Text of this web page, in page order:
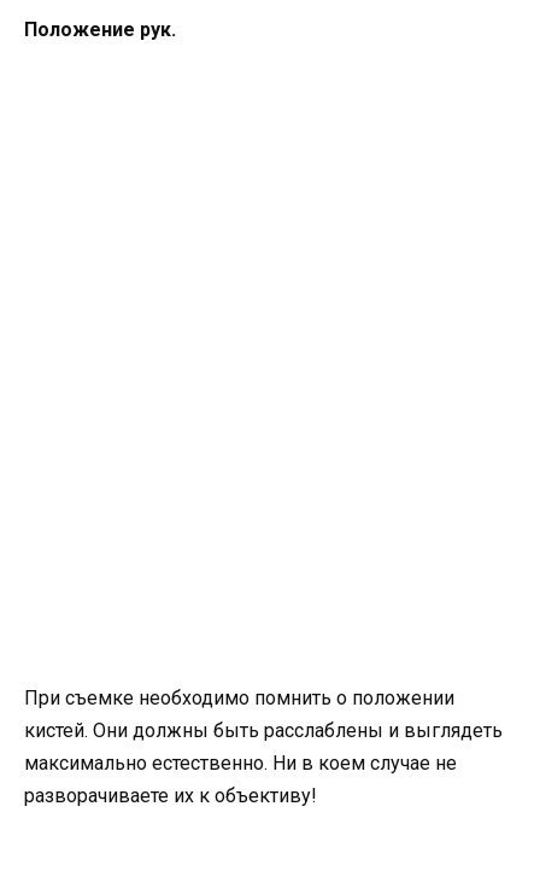
Положение рук.
При съемке необходимо помнить о положении
кистей. Они должны быть расслаблены и выглядеть
максимально естественно. Ни в коем случае не
разворачиваете их к объективу!